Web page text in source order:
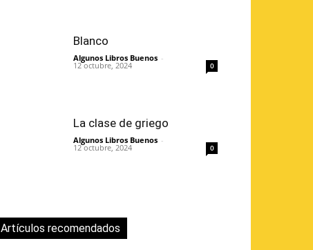
Blanco
Algunos Libros Buenos -
12 octubre, 2024 0
La clase de griego
Algunos Libros Buenos -
12 octubre, 2024 0
Artículos recomendados